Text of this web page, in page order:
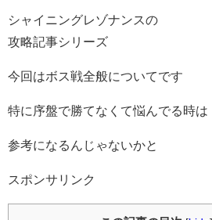
シャイニングレゾナンスの
攻略記事シリーズ
今回はボス戦全般についてです
特に序盤で勝てなくて悩んでる時は
参考になるんじゃないかと
スポンサリンク